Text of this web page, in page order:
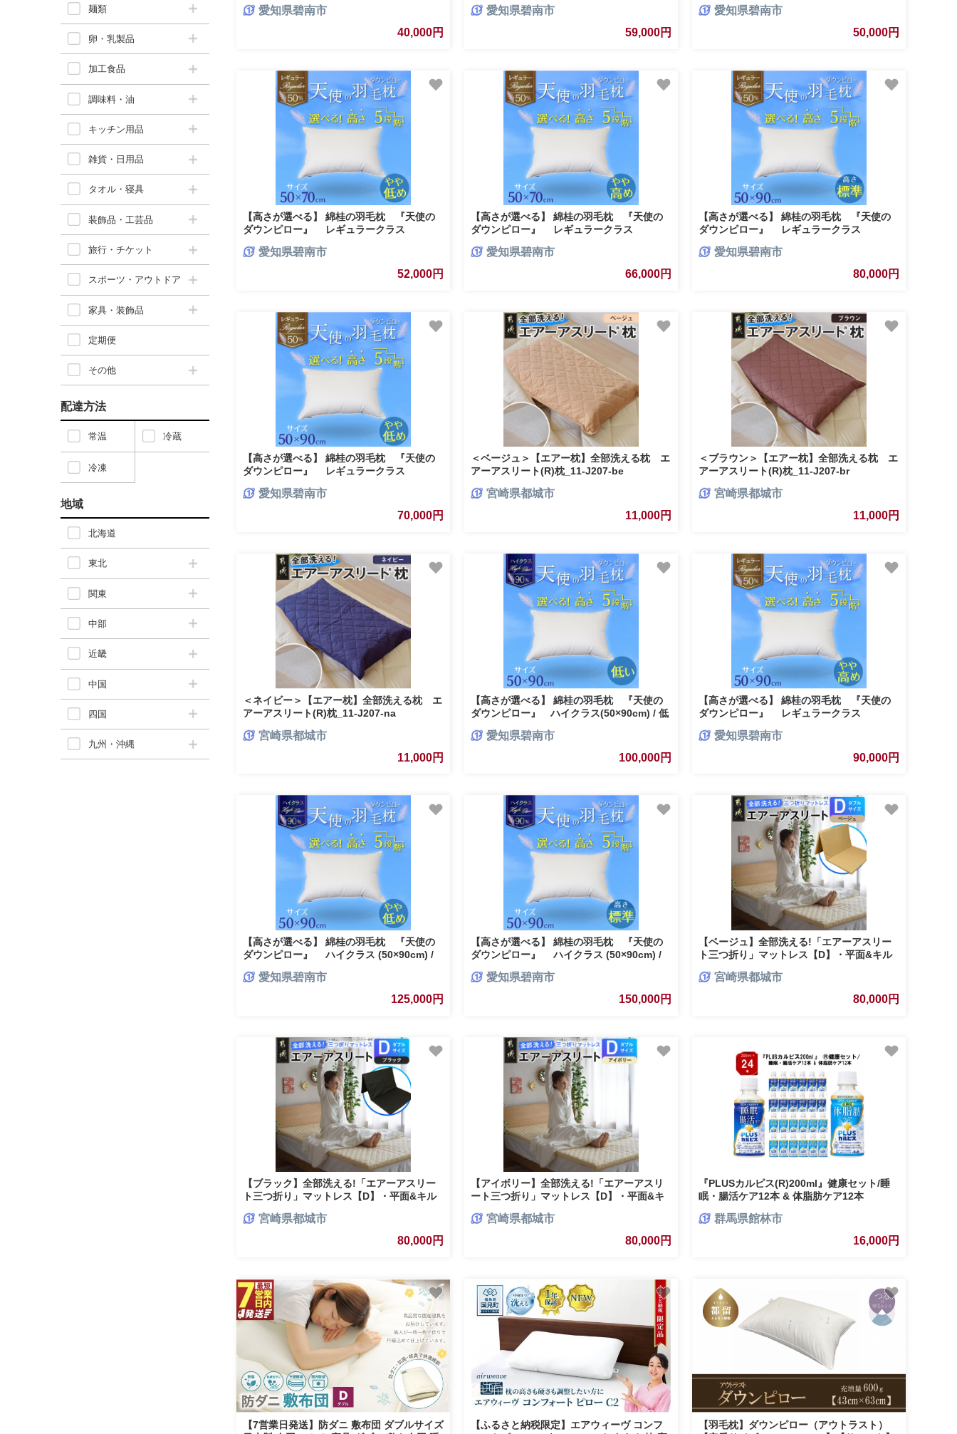
麺類
卵・乳製品
加工食品
調味料・油
キッチン用品
雑貨・日用品
タオル・寝具
装飾品・工芸品
旅行・チケット
スポーツ・アウトドア
家具・装飾品
定期便
その他
配達方法
常温 冷蔵
冷凍
地域
北海道
東北
関東
中部
近畿
中国
四国
九州・沖縄
ル 睡眠改善 H115-090
愛知県碧南市
40,000円
睡眠改善 H115-094
愛知県碧南市
59,000円
ル 睡眠改善 H115-092
愛知県碧南市
50,000円
【高さが選べる】 綿桂の羽毛枕 『天使の
ダウンピロー』 レギュラークラス
ル 睡眠改善 H115-093
愛知県碧南市
52,000円
【高さが選べる】 綿桂の羽毛枕 『天使の
ダウンピロー』 レギュラークラス
ル 睡眠改善 H115-095
愛知県碧南市
66,000円
【高さが選べる】 綿桂の羽毛枕 『天使の
ダウンピロー』 レギュラークラス
睡眠改善 H115-097
愛知県碧南市
80,000円
【高さが選べる】 綿桂の羽毛枕 『天使の
ダウンピロー』 レギュラークラス
ル 睡眠改善 H115-096
愛知県碧南市
70,000円
＜ベージュ＞【エアー枕】全部洗える枕 エ
アーアスリート(R)枕_11-J207-be
宮崎県都城市
11,000円
＜ブラウン＞【エアー枕】全部洗える枕 エ
アーアスリート(R)枕_11-J207-br
宮崎県都城市
11,000円
＜ネイビー＞【エアー枕】全部洗える枕 エ
アーアスリート(R)枕_11-J207-na
宮崎県都城市
11,000円
【高さが選べる】 綿桂の羽毛枕 『天使の
ダウンピロー』 ハイクラス(50×90cm) / 低
099愛知県碧南市
100,000円
【高さが選べる】 綿桂の羽毛枕 『天使の
ダウンピロー』 レギュラークラス
ル 睡眠改善 H115-098
愛知県碧南市
90,000円
【高さが選べる】 綿桂の羽毛枕 『天使の
ダウンピロー』 ハイクラス (50×90cm) /
H115-100
愛知県碧南市
125,000円
【高さが選べる】 綿桂の羽毛枕 『天使の
ダウンピロー』 ハイクラス (50×90cm) /
H115-101
愛知県碧南市
150,000円
【ベージュ】全部洗える!「エアーアスリー
ト三つ折り」マットレス【D】・平面&キル
be 宮崎県都城市
80,000円
【ブラック】全部洗える!「エアーアスリー
ト三つ折り」マットレス【D】・平面&キル
bk 宮崎県都城市
80,000円
【アイボリー】全部洗える!「エアーアスリ
ート三つ折り」マットレス【D】・平面&キ
J203-iv
宮崎県都城市
80,000円
『PLUSカルピス(R)200ml』健康セット/睡
眠・腸活ケア12本 & 体脂肪ケア12本
群馬県館林市
16,000円
【7営業日発送】防ダニ 敷布団 ダブルサイズ
【ふるさと納税限定】エアウィーヴ コンフ
【羽毛枕】ダウンピロー（アウトラスト）